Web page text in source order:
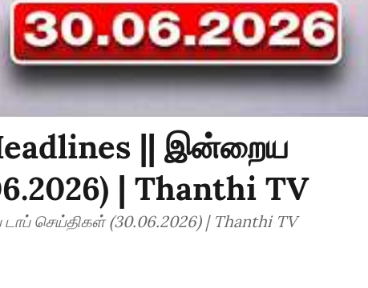
|| இன்றைய
| Thanthi TV
செய்திகள் (30.06.2026) | Thanthi TV